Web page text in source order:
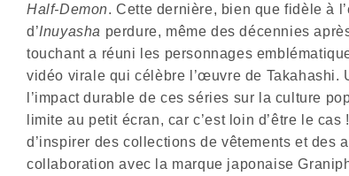
Half-Demon. Cette dernière, bien que fidèle à
d’Inuyasha perdure, même des décennies
touchant a réuni les personnages
vidéo virale qui célèbre l’œuvre de Takahashi.
l’impact durable de ces séries sur la culture
limite au petit écran, car c’est loin d’être le
d’inspirer des collections de vêtements et des
collaboration avec la marque japonaise